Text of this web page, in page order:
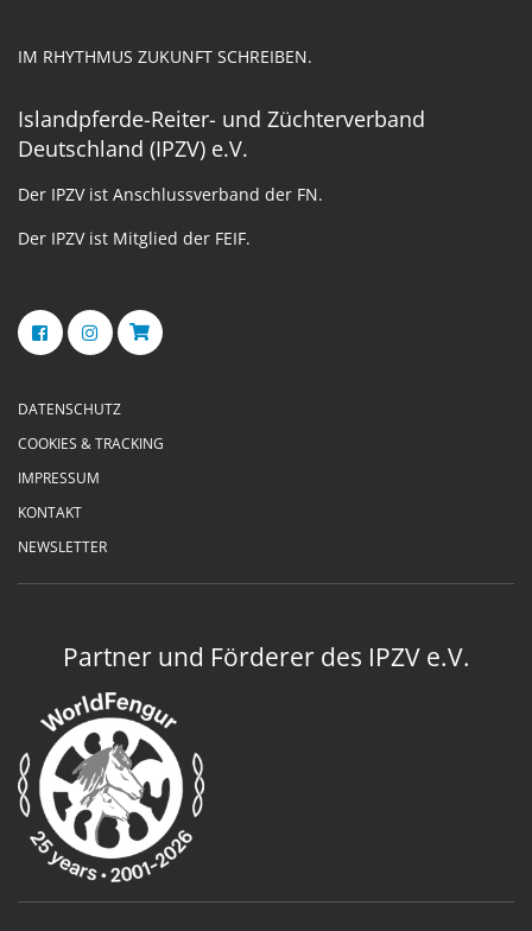
IM RHYTHMUS ZUKUNFT SCHREIBEN.
Islandpferde-Reiter- und Züchterverband
Deutschland (IPZV) e.V.
Der IPZV ist Anschlussverband der FN.
Der IPZV ist Mitglied der FEIF.
DATENSCHUTZ
COOKIES & TRACKING
IMPRESSUM
KONTAKT
NEWSLETTER
Partner und Förderer des IPZV e.V.